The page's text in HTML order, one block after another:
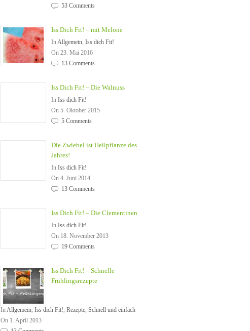
53 Comments
Iss Dich Fit! – mit Melone
InAllgemein, Iss dich Fit!
On 23. Mai 2016
13 Comments
Iss Dich Fit! – Die Walnuss
In Iss dich Fit!
On 5. Oktober 2015
5 Comments
Die Zwiebel ist Heilpflanze des
Jahres!
In Iss dich Fit!
On 4. Juni 2014
13 Comments
Iss Dich Fit! – Die Clementinen
In Iss dich Fit!
On 18. November 2013
19 Comments
Iss Dich Fit! – Schnelle
Frühlingsrezepte
InAllgemein, Iss dich Fit!, Rezepte, Schnell und einfach
On 1. April 2013